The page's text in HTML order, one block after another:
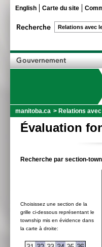
English Carte du site
manitoba.ca > Relations
Évaluation
Recherche par section-
Choisissez une section de la
grille ci-dessous représentant le
township mis en évidence dans
la carte à droite: